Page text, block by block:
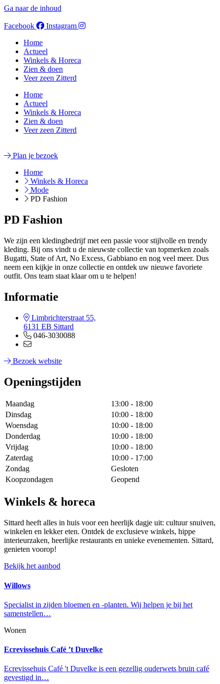
Ga naar de inhoud
Facebook
Instagram
Home
Actueel
Winkels & Horeca
Zien & doen
Veer zeen Zitterd
Home
Actueel
Winkels & Horeca
Zien & doen
Veer zeen Zitterd
Plan je bezoek
Home
Winkels & Horeca
Mode
PD Fashion
PD Fashion
We zijn een kledingbedrijf met een passie voor stijlvolle en trendy
kleding. Bij ons vindt u de nieuwste collectie van topmerken zoals
Bugatti, State of Art, No Excess, Gabbiano en nog veel meer. Dus
neem een kijkje in onze collectie en ontdek uw nieuwe favoriete
outfit. Ons team staat klaar om u te helpen!
Informatie
Limbrichterstraat 55,
6131 EB Sittard
046-3030088
Bezoek website
Openingstijden
Maandag
13:00 - 18:00
Dinsdag
10:00 - 18:00
Woensdag
10:00 - 18:00
Donderdag
10:00 - 18:00
Vrijdag
10:00 - 18:00
Zaterdag
10:00 - 17:00
Zondag
Gesloten
Koopzondagen
Geopend
Winkels & horeca
Sittard heeft alles in huis voor een heerlijk dagje uit: cultuur snuiven,
winkelen en lekker eten. Ontdek de exclusieve winkels, hippe
interieurzaken, heerlijke restaurants en unieke evenementen. Sittard,
genieten voorop!
Bekijk het aanbod
Willows
Specialist in zijden bloemen en -planten. Wij helpen je bij het
samenstellen…
Wonen
Ecrevissehuis Café ’t Duvelke
Ecrevissehuis Café 't Duvelke is een gezellig ouderwets bruin café
gevestigd in…